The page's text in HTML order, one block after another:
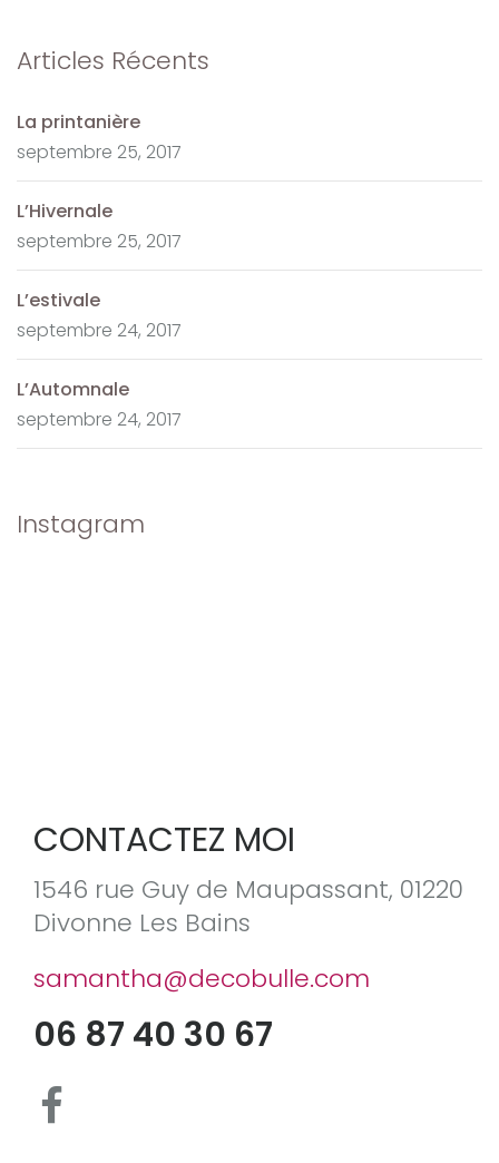
Articles Récents
La printanière
septembre 25, 2017
L’Hivernale
septembre 25, 2017
L’estivale
septembre 24, 2017
L’Automnale
septembre 24, 2017
Instagram
CONTACTEZ MOI
1546 rue Guy de Maupassant, 01220
Divonne Les Bains
samantha@decobulle.com
06 87 40 30 67